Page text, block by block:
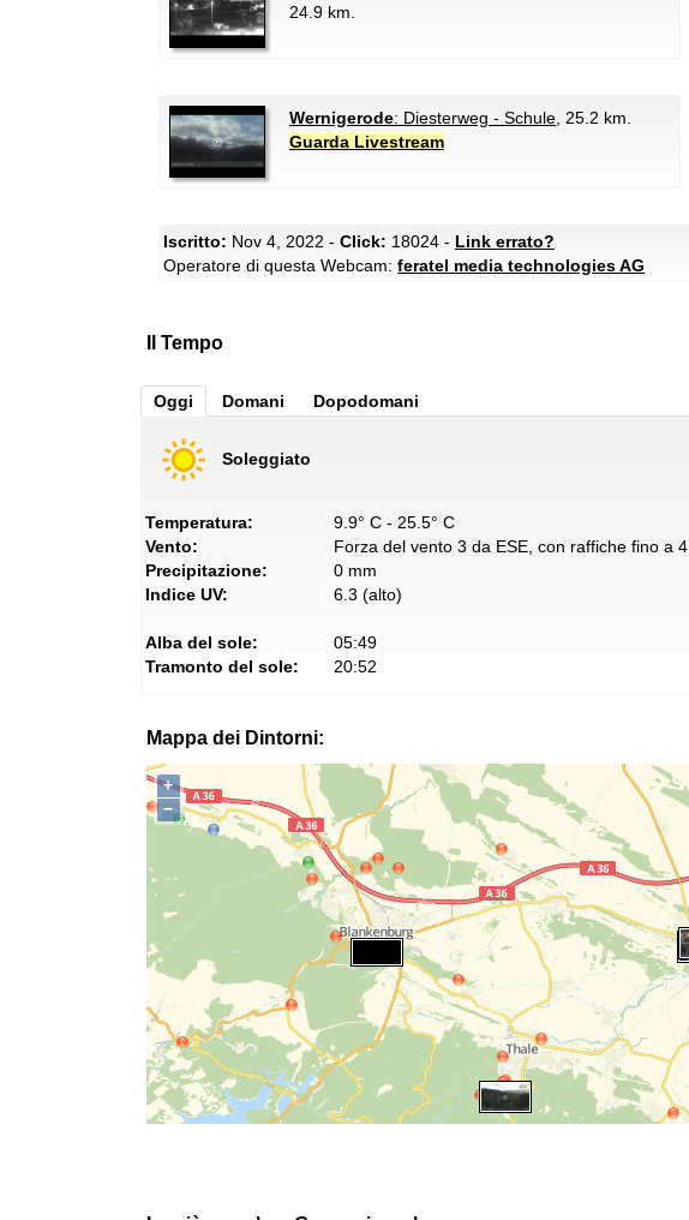
24.9 km.
Wernigerode: Diesterweg - Schule , 25.2 km.
Guarda Livestream
Iscritto: Nov 4, 2022 - Click: 18024 - Link errato?
Operatore di questa Webcam: feratel media technologies AG
Il Tempo
Oggi Domani Dopodomani
Soleggiato
Temperatura:
9.9° C - 25.5° C
Vento:
Forza del vento 3 da ESE, con raffiche fino a 4
Precipitazione:
0 mm
Indice UV:
6.3 (alto)
Alba del sole:
05:49
Tramonto del sole:
20:52
Mappa dei Dintorni:
+
−